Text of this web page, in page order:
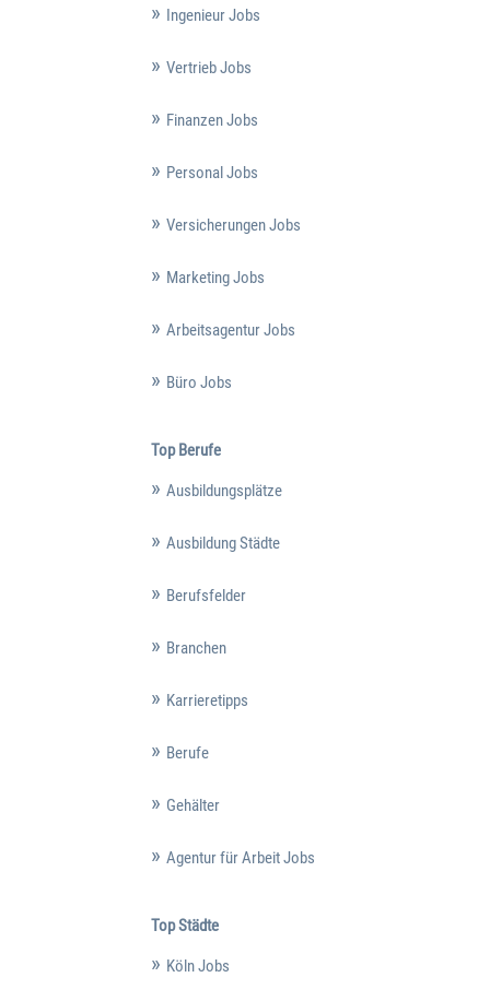
Ingenieur Jobs
Vertrieb Jobs
Finanzen Jobs
Personal Jobs
Versicherungen Jobs
Marketing Jobs
Arbeitsagentur Jobs
Büro Jobs
Top Berufe
Ausbildungsplätze
Ausbildung Städte
Berufsfelder
Branchen
Karrieretipps
Berufe
Gehälter
Agentur für Arbeit Jobs
Top Städte
Köln Jobs